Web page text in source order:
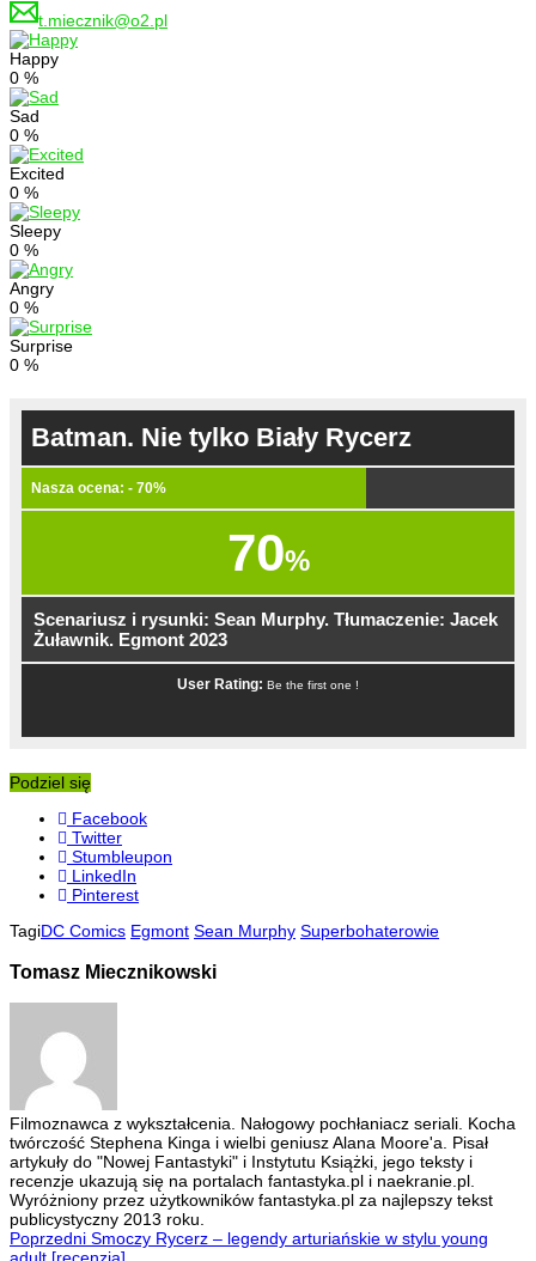
t.miecznik@o2.pl
Happy
0 %
Sad
0 %
Excited
0 %
Sleepy
0 %
Angry
0 %
Surprise
0 %
Batman. Nie tylko Biały Rycerz
Nasza ocena: - 70%
70%
Scenariusz i rysunki: Sean Murphy. Tłumaczenie: Jacek
Żuławnik. Egmont 2023
User Rating: Be the first one !
Podziel się
Facebook
Twitter
Stumbleupon
LinkedIn
Pinterest
TagiDC Comics Egmont Sean Murphy Superbohaterowie
Tomasz Miecznikowski
Filmoznawca z wykształcenia. Nałogowy pochłaniacz seriali. Kocha
twórczość Stephena Kinga i wielbi geniusz Alana Moore'a. Pisał
artykuły do "Nowej Fantastyki" i Instytutu Książki, jego teksty i
recenzje ukazują się na portalach fantastyka.pl i naekranie.pl.
Wyróżniony przez użytkowników fantastyka.pl za najlepszy tekst
publicystyczny 2013 roku.
Poprzedni Smoczy Rycerz – legendy arturiańskie w stylu young